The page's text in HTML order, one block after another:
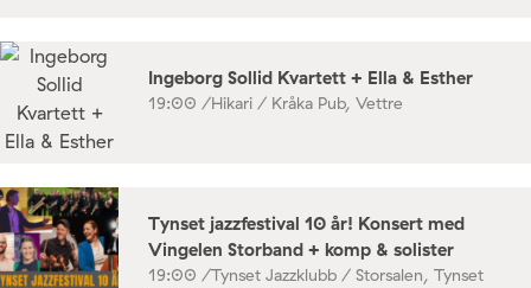
Ingeborg Sollid Kvartett + Ella & Esther
19:00 /Hikari / Kråka Pub, Vettre
Tynset jazzfestival 10 år! Konsert med
Vingelen Storband + komp & solister
19:00 /Tynset Jazzklubb / Storsalen, Tynset